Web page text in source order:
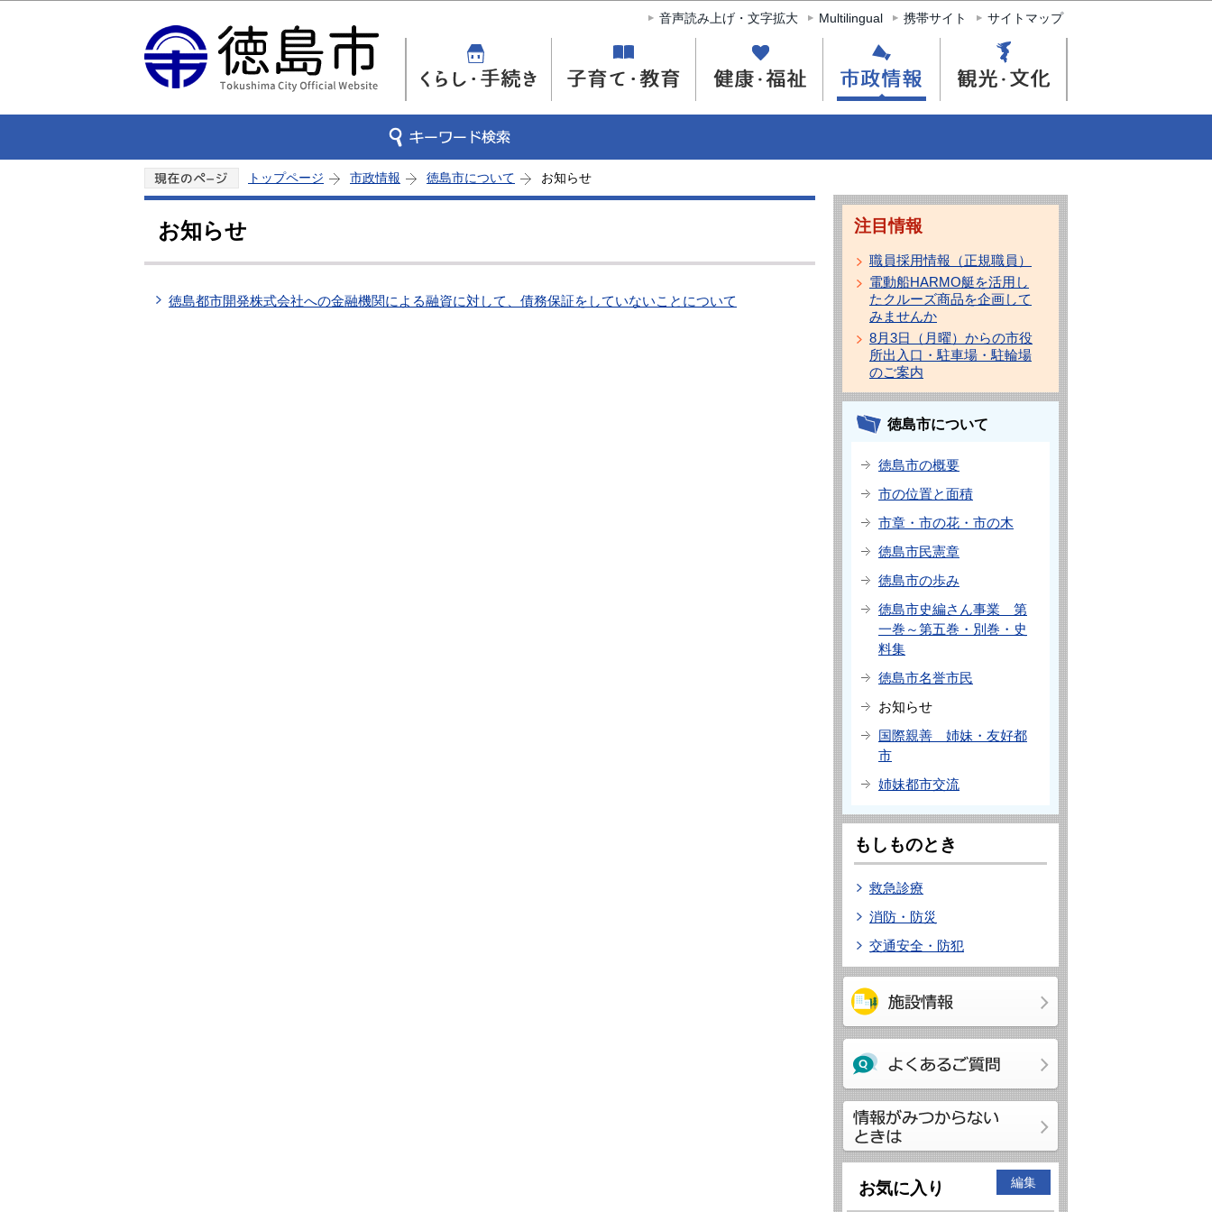
このページの本文へ移動
音声読み上げ・文字拡大 Multilingual 携帯サイト サイトマップ
トップページ 市政情報 徳島市について お知らせ
お知らせ
徳島都市開発株式会社への金融機関による融資に対して、債務保証をしていないことについて
注目情報
職員採用情報（正規職員）
電動船HARMO艇を活用し
たクルーズ商品を企画して
みませんか
8月3日（月曜）からの市役
所出入口・駐車場・駐輪場
のご案内
徳島市について
徳島市の概要
市の位置と面積
市章・市の花・市の木
徳島市民憲章
徳島市の歩み
徳島市史編さん事業 第
一巻～第五巻・別巻・史
料集
徳島市名誉市民
お知らせ
国際親善 姉妹・友好都
市
姉妹都市交流
もしものとき
救急診療
消防・防災
交通安全・防犯
お気に入り 編集